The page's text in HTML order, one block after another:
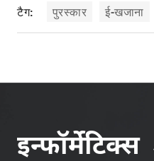
टैग: पुरस्कार ई-खजाना